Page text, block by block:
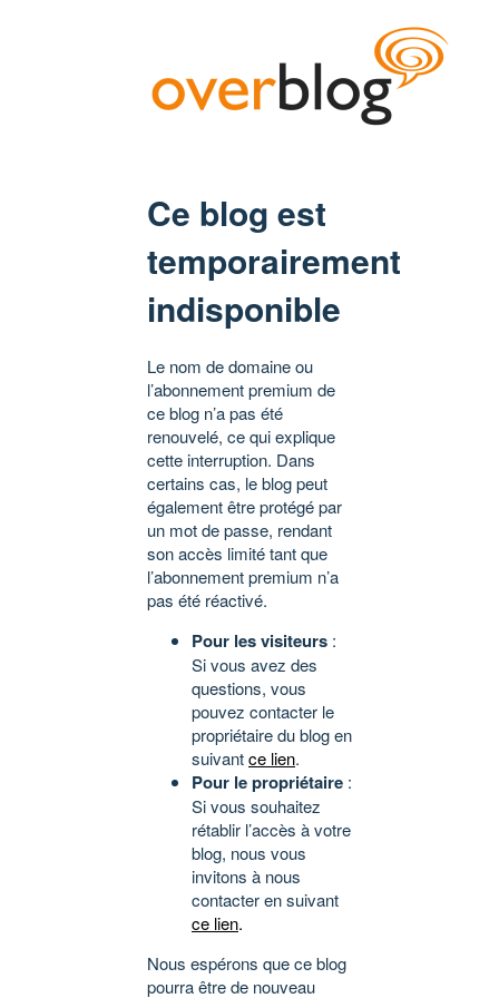
Ce blog est
temporairement
indisponible
Le nom de domaine ou
l’abonnement premium de
ce blog n’a pas été
renouvelé, ce qui explique
cette interruption. Dans
certains cas, le blog peut
également être protégé par
un mot de passe, rendant
son accès limité tant que
l’abonnement premium n’a
pas été réactivé.
Pour les visiteurs :
Si vous avez des
questions, vous
pouvez contacter le
propriétaire du blog en
suivantce lien.
Pour le propriétaire :
Si vous souhaitez
rétablir l’accès à votre
blog, nous vous
invitons à nous
contacter en suivant
ce lien.
Nous espérons que ce blog
pourra être de nouveau